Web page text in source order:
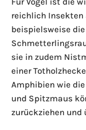
reichlich Insekten
beispielsweise
sie in zudem
einer
Amphibien wie
und Spitzmaus
zurückziehen und